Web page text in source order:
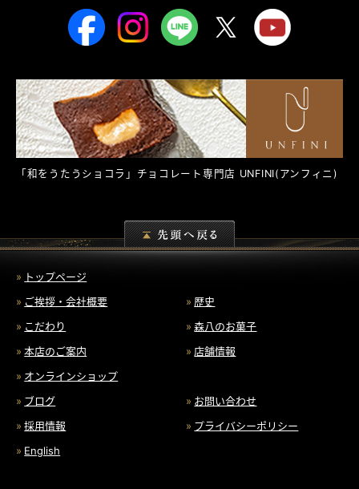
「和をうたうショコラ」チョコレート専門店 UNFINI(アンフィニ)
トップページ
ご挨拶・会社概要
歴史
こだわり
森八のお菓子
本店のご案内
店舗情報
オンラインショップ
ブログ
お問い合わせ
採用情報
プライバシーポリシー
English